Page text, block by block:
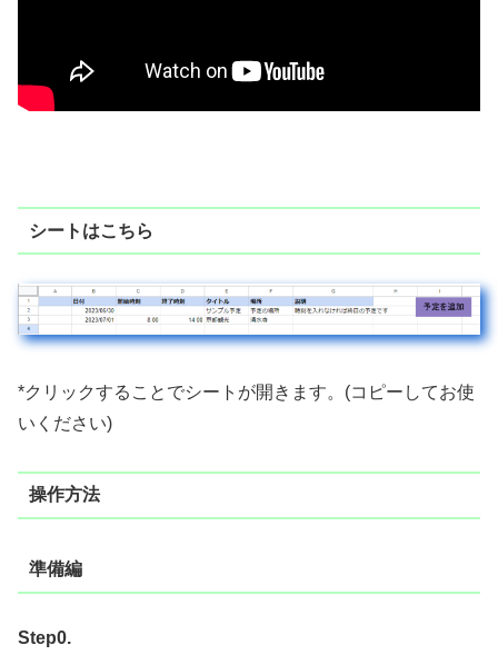
シートはこちら
*クリックすることでシートが開きます。(コピーしてお使
いください)
操作方法
準備編
Step0.